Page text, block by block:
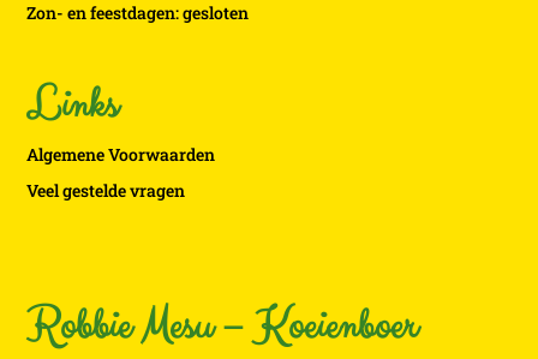
Zon- en feestdagen: gesloten
Links
Algemene Voorwaarden
Veel gestelde vragen
Robbie Mesu – Koeienboer